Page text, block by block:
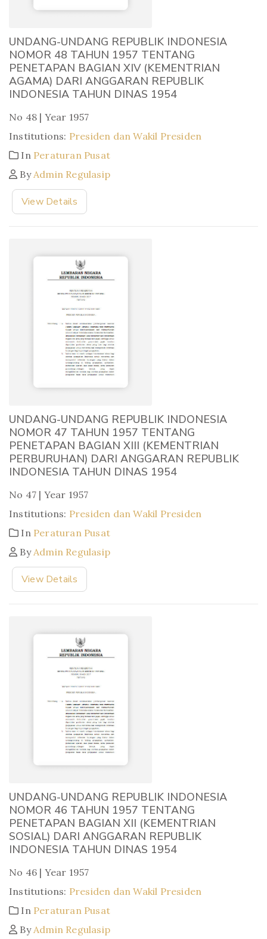
UNDANG-UNDANG REPUBLIK INDONESIA
NOMOR 48 TAHUN 1957 TENTANG
PENETAPAN BAGIAN XIV (KEMENTRIAN
AGAMA) DARI ANGGARAN REPUBLIK
INDONESIA TAHUN DINAS 1954
No 48 | Year 1957
Institutions: Presiden dan Wakil Presiden
In Peraturan Pusat
By Admin Regulasip
View Details
UNDANG-UNDANG REPUBLIK INDONESIA
NOMOR 47 TAHUN 1957 TENTANG
PENETAPAN BAGIAN XIII (KEMENTRIAN
PERBURUHAN) DARI ANGGARAN REPUBLIK
INDONESIA TAHUN DINAS 1954
No 47 | Year 1957
Institutions: Presiden dan Wakil Presiden
In Peraturan Pusat
By Admin Regulasip
View Details
UNDANG-UNDANG REPUBLIK INDONESIA
NOMOR 46 TAHUN 1957 TENTANG
PENETAPAN BAGIAN XII (KEMENTRIAN
SOSIAL) DARI ANGGARAN REPUBLIK
INDONESIA TAHUN DINAS 1954
No 46 | Year 1957
Institutions: Presiden dan Wakil Presiden
In Peraturan Pusat
By Admin Regulasip